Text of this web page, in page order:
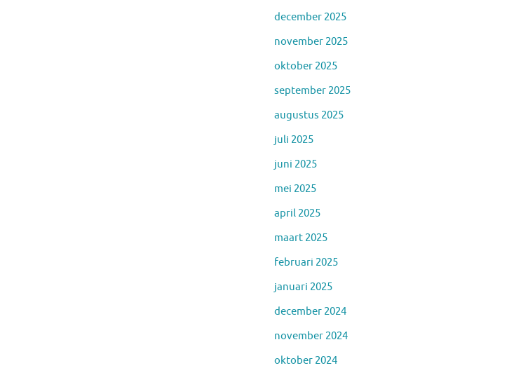
december 2025
november 2025
oktober 2025
september 2025
augustus 2025
juli 2025
juni 2025
mei 2025
april 2025
maart 2025
februari 2025
januari 2025
december 2024
november 2024
oktober 2024